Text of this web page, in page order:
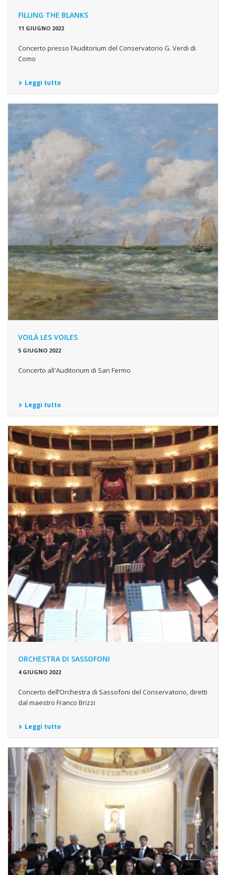
FILLING THE BLANKS
11 GIUGNO 2022
Concerto presso l’Auditorium del Conservatorio G. Verdi di
Como
Leggi tutto
VOILÀ LES VOILES
5 GIUGNO 2022
Concerto all'Auditorium di San Fermo
Leggi tutto
ORCHESTRA DI SASSOFONI
4 GIUGNO 2022
Concerto dell’Orchestra di Sassofoni del Conservatorio, diretti
dal maestro Franco Brizzi
Leggi tutto